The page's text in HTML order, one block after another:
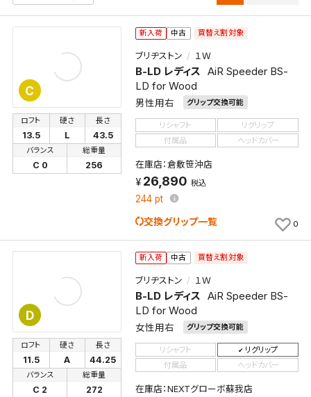
C
新入荷 中古 買替え割対象
ブリヂストン １Ｗ
B-LD レディス AiR Speeder BS-
LD for Wood
男性用右 グリップ交換可能
ロフト
13.5
硬さ
L
長さ
43.5
バランス
C 0
総重量
256
リシャフト
リグリップ
付属品
ヘッドカバー
在庫店：倉敷笹沖店
26,890 税込
244 pt
交換グリップ一覧 0
D
新入荷 中古 買替え割対象
ブリヂストン １Ｗ
B-LD レディス AiR Speeder BS-
LD for Wood
女性用右 グリップ交換可能
ロフト
11.5
硬さ
A
長さ
44.25
バランス
C 2
総重量
272
リシャフト
リグリップ
付属品
ヘッドカバー
在庫店：NEXTグローボ蘇我店